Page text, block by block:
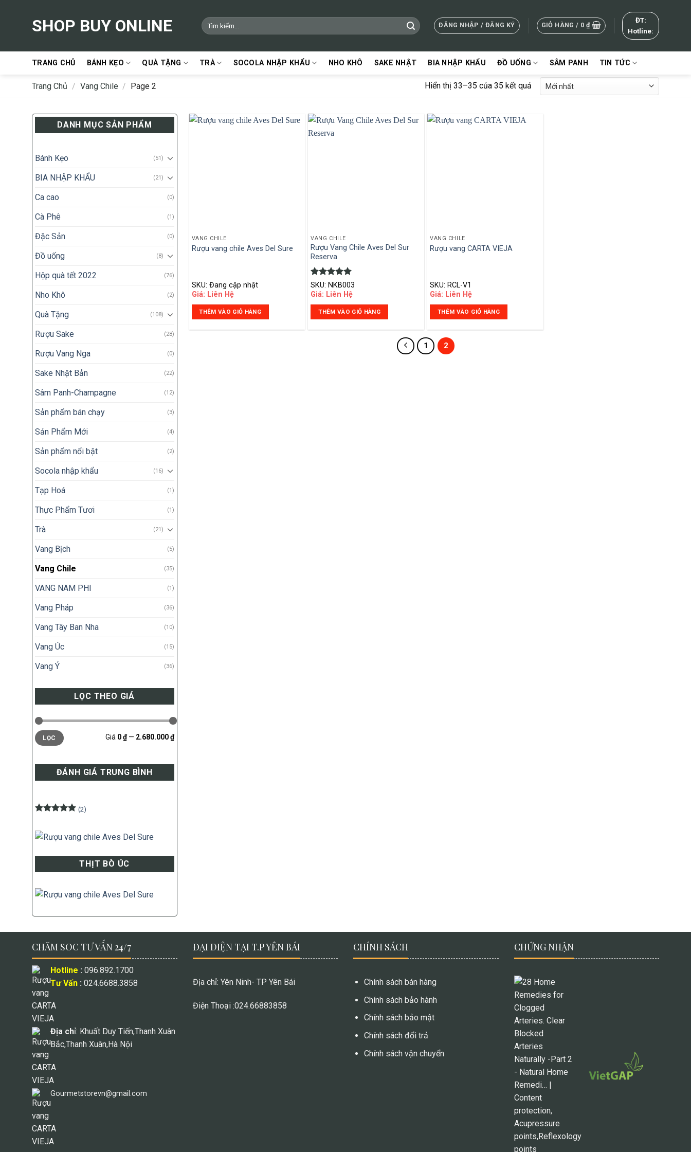
SHOP BUY ONLINE
Tìm
kiếm:
ĐĂNG NHẬP / ĐĂNG KÝ GIỎ HÀNG / 0 ₫
ĐT:
Hotline:
TRANG CHỦ BÁNH KẸO QUÀ TẶNG TRÀ SOCOLA NHẬP KHẨU NHO KHÔ SAKE NHẬT BIA NHẬP KHẨU ĐỒ UỐNG SÂM PANH TIN TỨC
Trang Chủ / Vang Chile / Page 2 Hiển thị 33–35 của 35 kết quả
DANH MỤC SẢN PHẨM
Bánh Kẹo (51)
BIA NHẬP KHẨU (21)
Ca cao (0)
Cà Phê (1)
Đặc Sản (0)
Đồ uống (8)
Hộp quà tết 2022 (76)
Nho Khô (2)
Quà Tặng (108)
Rượu Sake (28)
Rượu Vang Nga (0)
Sake Nhật Bản (22)
Sâm Panh-Champagne (12)
Sản phẩm bán chạy (3)
Sản Phẩm Mới (4)
Sản phẩm nổi bật (2)
Socola nhập khẩu (16)
Tạp Hoá (1)
Thực Phẩm Tươi (1)
Trà (21)
Vang Bịch (5)
Vang Chile (35)
VANG NAM PHI (1)
Vang Pháp (36)
Vang Tây Ban Nha (10)
Vang Úc (15)
Vang Ý (36)
LỌC THEO GIÁ
Giá
thấp
nhất
Giá
cao
nhất
LỌC Giá 0 ₫— 2.680.000 ₫
ĐÁNH GIÁ TRUNG BÌNH
sao
(2)
THỊT BÒ ÚC
VANG CHILE
Rượu vang chile Aves Del Sure
SKU: Đang cập nhật
Giá: Liên Hệ
THÊM VÀO GIỎ HÀNG
VANG CHILE
Rượu Vang Chile Aves Del Sur
Reserva
Được xếp
hạng5.00
SKU: NKB003
Giá: Liên Hệ
THÊM VÀO GIỎ HÀNG
VANG CHILE
Rượu vang CARTA VIEJA
SKU: RCL-V1
Giá: Liên Hệ
THÊM VÀO GIỎ HÀNG
1 2
CHĂM SOC TƯ VẤN 24/7
Hotline : 096.892.1700
Tư Vấn : 024.6688.3858
Địa chỉ: Khuất Duy Tiến,Thanh Xuân
Bắc,Thanh Xuân,Hà Nội
Gourmetstorevn@gmail.com
ĐẠI DIỆN TẠI T.P YÊN BÁI
Địa chỉ: Yên Ninh- TP Yên Bái
Điện Thoại :024.66883858
CHÍNH SÁCH
Chính sách bán hàng
Chính sách bảo hành
Chính sách bảo mật
Chính sách đổi trả
Chính sách vận chuyển
CHỨNG NHẬN